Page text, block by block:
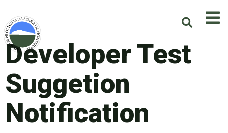
Developer Test
Suggetion
Notification